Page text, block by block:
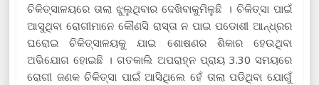
ଚିକିତ୍ସାଳୟରେ ତାଲା ଝୁଲୁଥିବାର ଦେଖିବାକୁମିଳୁଛି । ଚିକିତ୍ସା ପାଇଁ
ଆସୁଥିବା ରୋଗୀମାନେ କୌଣସି ରାସ୍ତା ନ ପାଇ ପଡୋଶୀ ଆନ୍ଧ୍ରର
ଘରୋଇ ଚିକିତ୍ସାଳୟକୁ ଯାଇ ଶୋଷଣର ଶିକାର ହେଉଥିବା
ଅଭିଯୋଗ ହୋଇଛି । ଗତକାଲି ଅପରାହ୍ନ ପ୍ରାୟ 3.30 ସମୟରେ
ରୋଗୀ ଜଣକ ଚିକିତ୍ସା ପାଇଁ ଆସିଥିଲେ ହେଁ ତାଲା ପଡିଥିବା ଯୋଗୁଁ